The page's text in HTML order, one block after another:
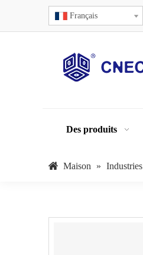
Français
Des produits
Maison » Industries